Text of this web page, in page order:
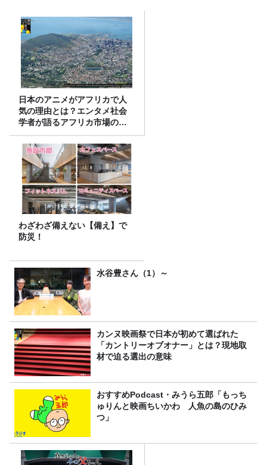
日本のアニメがアフリカで人
気の理由とは？エンタメ社会
学者が語るアフリカ市場のリ
アル
わざわざ備えない【備え】で
防災！
水谷豊さん（1）～
カンヌ映画祭で日本が初めて選ばれた
「カントリーオブオナー」とは？現地取
材で迫る選出の意味
おすすめPodcast・みうら五郎「もっち
ゅりんと映画ちいかわ 人魚の島のひみ
つ」